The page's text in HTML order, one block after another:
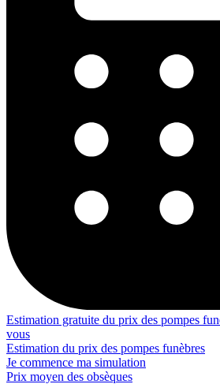
Estimation gratuite du prix des pompes
vous
Estimation du prix des pompes funèbres
Je commence ma simulation
Prix moyen des obsèques